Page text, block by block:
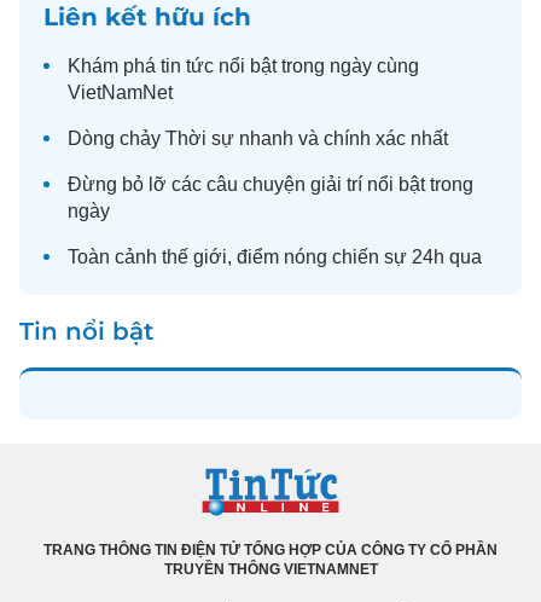
Liên kết hữu ích
Khám phá tin tức nổi bật trong ngày cùng
VietNamNet
Dòng chảy Thời sự nhanh và chính xác nhất
Đừng bỏ lỡ các câu chuyện giải trí nổi bật trong
ngày
Toàn cảnh thế giới, điểm nóng chiến sự 24h qua
Tin nổi bật
TRANG THÔNG TIN ĐIỆN TỬ TỔNG HỢP CỦA CÔNG TY CỔ PHẦN
TRUYỀN THÔNG VIETNAMNET